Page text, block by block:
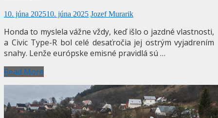
10. júna 202510. júna 2025 Jozef Murarik
Honda to myslela vážne vždy, keď išlo o jazdné vlastnosti,
a Civic Type-R bol celé desaťročia jej ostrým vyjadrením
snahy. Lenže európske emisné pravidlá sú …
Read More